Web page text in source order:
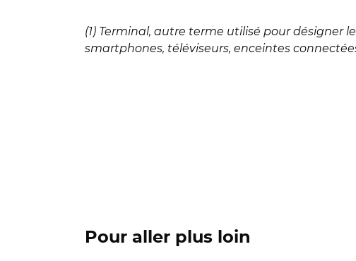
(1) Terminal, autre terme utilisé pour désigner
smartphones, téléviseurs, enceintes
Pour aller plus loin